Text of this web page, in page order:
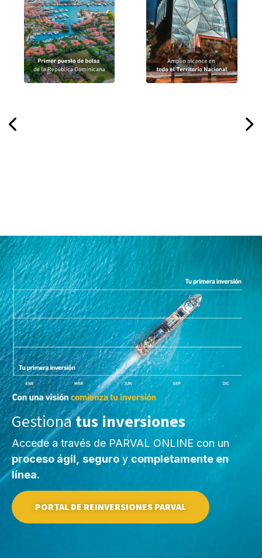
acompañando a
nuestros clientes a
ver crecer su
dinero.
Domingo, San
Francisco de
Macorís, Santiago de
los Caballeros y La
Romana.
Gestionatus inversiones
Accede a través de PARVAL ONLINE con un
proceso ágil, seguro y completamente en
línea.
PORTAL DE REINVERSIONES PARVAL